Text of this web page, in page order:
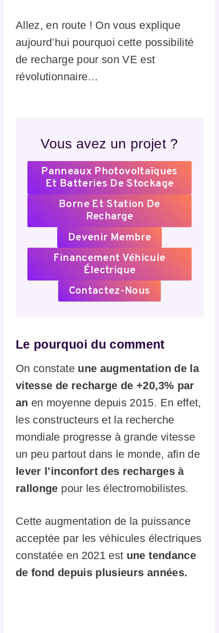
Allez, en route ! On vous explique
aujourd’hui pourquoi cette possibilité
de recharge pour son VE est
révolutionnaire…
Vous avez un projet ?
Panneaux Photovoltaïques
Et Batteries De Stockage
Borne Et Station De
Recharge
Devenir Membre
Financement Véhicule
Électrique
Contactez-Nous
Le pourquoi du comment
On constate une augmentation de la
vitesse de recharge de +20,3% par
an en moyenne depuis 2015. En effet,
les constructeurs et la recherche
mondiale progresse à grande vitesse
un peu partout dans le monde, afin de
lever l’inconfort des recharges à
rallonge pour les électromobilistes.
Cette augmentation de la puissance
acceptée par les véhicules électriques
constatée en 2021 est une tendance
de fond depuis plusieurs années.